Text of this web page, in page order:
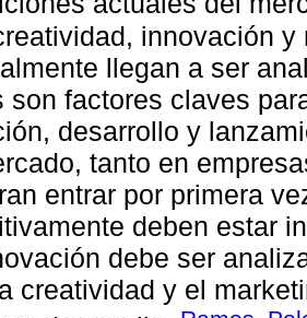
innovación
llegan a ser
son factores claves
desarrollo y
tanto en
entrar por primera
deben estar
debe ser
creatividad y el